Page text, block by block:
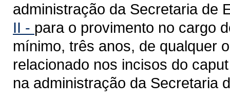
administração da Secretaria de
II - para o provimento no cargo
mínimo, três anos, de qualquer
relacionado nos incisos do
na administração da Secretaria